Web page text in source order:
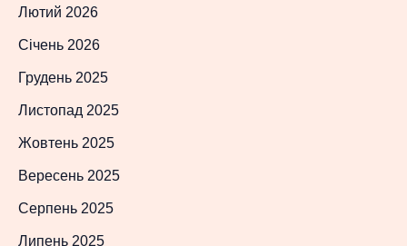
Лютий 2026
Січень 2026
Грудень 2025
Листопад 2025
Жовтень 2025
Вересень 2025
Серпень 2025
Липень 2025